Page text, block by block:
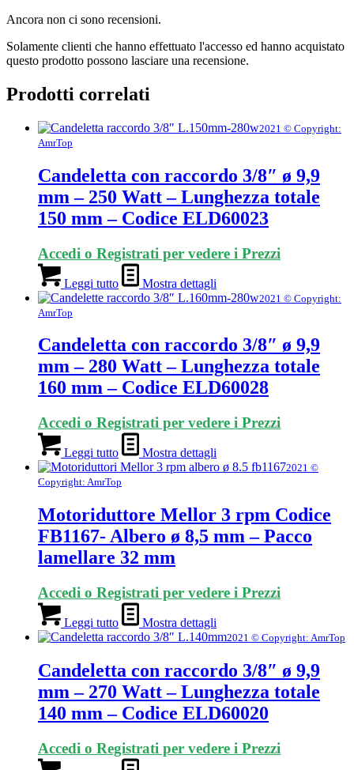
Ancora non ci sono recensioni.
Solamente clienti che hanno effettuato l'accesso ed hanno acquistato
questo prodotto possono lasciare una recensione.
Prodotti correlati
2021 © Copyright:
AmrTop
Candeletta con raccordo 3/8″ ø 9,9
mm – 250 Watt – Lunghezza totale
150 mm – Codice ELD60023
Accedi o Registrati per vedere i Prezzi
Leggi tutto Mostra dettagli
2021 © Copyright:
AmrTop
Candeletta con raccordo 3/8″ ø 9,9
mm – 280 Watt – Lunghezza totale
160 mm – Codice ELD60028
Accedi o Registrati per vedere i Prezzi
Leggi tutto Mostra dettagli
2021 ©
Copyright: AmrTop
Motoriduttore Mellor 3 rpm Codice
FB1167- Albero ø 8,5 mm – Pacco
lamellare 32 mm
Accedi o Registrati per vedere i Prezzi
Leggi tutto Mostra dettagli
2021 © Copyright: AmrTop
Candeletta con raccordo 3/8″ ø 9,9
mm – 270 Watt – Lunghezza totale
140 mm – Codice ELD60020
Accedi o Registrati per vedere i Prezzi